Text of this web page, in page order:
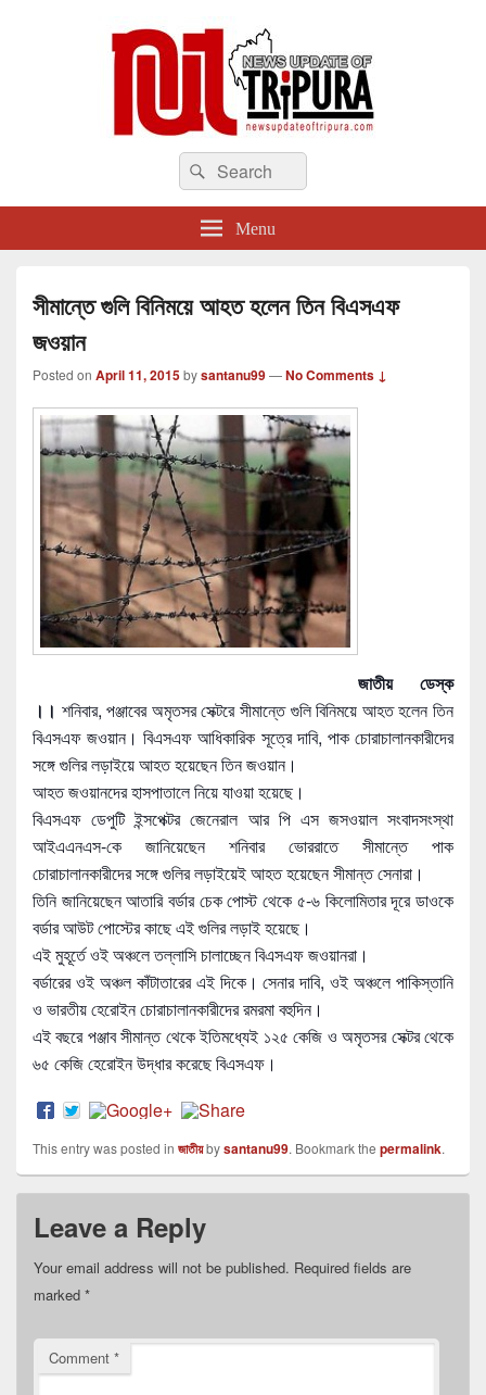
newsupdateoftripura.com
The one & only exceptional Bengali Version online news & infotainment portal
in Tripura.
Search
for:
Search
Menu
সীমান্তে গুলি বিনিময়ে আহত হলেন তিন বিএসএফ
জওয়ান
Posted on April 11, 2015bysantanu99—No Comments ↓
জাতীয় ডেস্ক
।। শনিবার, পঞ্জাবের অমৃতসর সেক্টরে সীমান্তে গুলি বিনিময়ে আহত হলেন তিন
বিএসএফ জওয়ান। বিএসএফ আধিকারিক সূত্রে দাবি, পাক চোরাচালানকারীদের
সঙ্গে গুলির লড়াইয়ে আহত হয়েছেন তিন জওয়ান।
আহত জওয়ানদের হাসপাতালে নিয়ে যাওয়া হয়েছে।
বিএসএফ ডেপুটি ইন্সপেক্টর জেনেরাল আর পি এস জসওয়াল সংবাদসংস্থা
আইএএনএস-কে জানিয়েছেন শনিবার ভোররাতে সীমান্তে পাক
চোরাচালানকারীদের সঙ্গে গুলির লড়াইয়েই আহত হয়েছেন সীমান্ত সেনারা।
তিনি জানিয়েছেন আতারি বর্ডার চেক পোস্ট থেকে ৫-৬ কিলোমিতার দূরে ডাওকে
বর্ডার আউট পোস্টের কাছে এই গুলির লড়াই হয়েছে।
এই মুহূর্তে ওই অঞ্চলে তল্লাসি চালাচ্ছেন বিএসএফ জওয়ানরা।
বর্ডারের ওই অঞ্চল কাঁটাতারের এই দিকে। সেনার দাবি, ওই অঞ্চলে পাকিস্তানি
ও ভারতীয় হেরোইন চোরাচালানকারীদের রমরমা বহুদিন।
এই বছরে পঞ্জাব সীমান্ত থেকে ইতিমধ্যেই ১২৫ কেজি ও অমৃতসর সেক্টর থেকে
৬৫ কেজি হেরোইন উদ্ধার করেছে বিএসএফ।
This entry was posted in জাতীয়bysantanu99. Bookmark the permalink.
Leave a Reply
Your email address will not be published. Required fields are
marked *
Comment *